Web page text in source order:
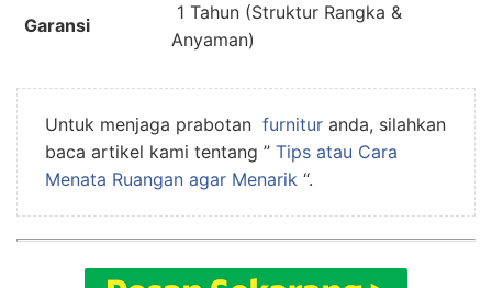
Garansi
1 Tahun (Struktur Rangka &
Anyaman)
Untuk menjaga prabotan furnitur anda, silahkan
baca artikel kami tentang ” Tips atau Cara
Menata Ruangan agar Menarik “.